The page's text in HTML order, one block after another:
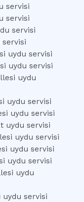
servisi
servisi
servisi
servisi
uydu servisi
uydu servisi
uydu
uydu servisi
uydu servisi
uydu servisi
uydu servisi
uydu servisi
uydu servisi
uydu
servisi